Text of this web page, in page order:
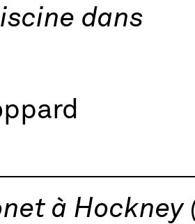
dans
à Hockney